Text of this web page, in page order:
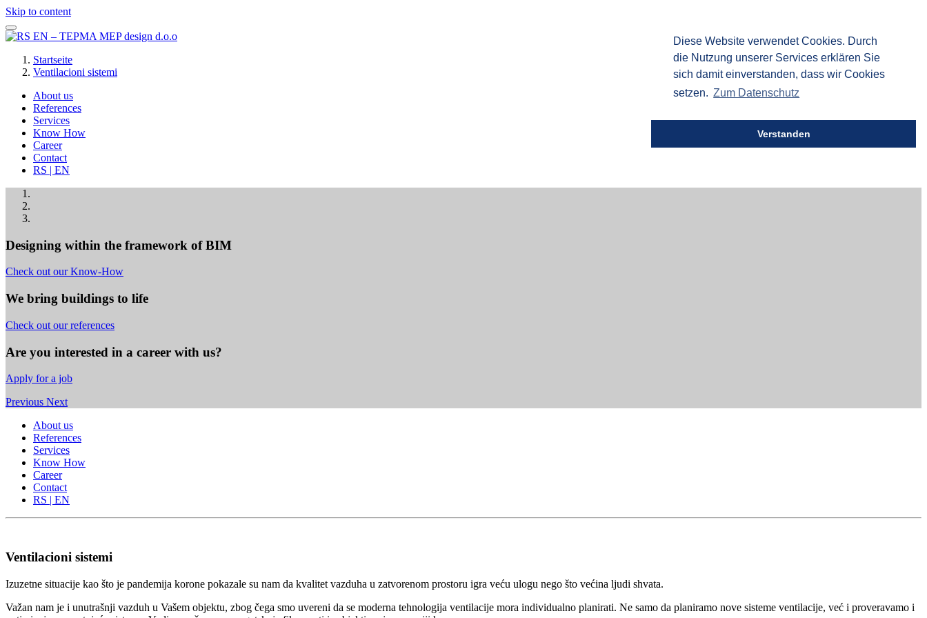
Diese Website verwendet Cookies. Durch
die Nutzung unserer Services erklären Sie
sich damit einverstanden, dass wir Cookies
setzen. Zum Datenschutz
Verstanden
Skip to content
Startseite
Ventilacioni sistemi
About us
References
Services
Know How
Career
Contact
RS | EN
Designing within the framework of BIM
Check out our Know-How
We bring buildings to life
Check out our references
Are you interested in a career with us?
Apply for a job
Previous Next
About us
References
Services
Know How
Career
Contact
RS | EN
Ventilacioni sistemi
Izuzetne situacije kao što je pandemija korone pokazale su nam da kvalitet vazduha u zatvorenom prostoru igra veću ulogu nego što većina ljudi shvata.
Važan nam je i unutrašnji vazduh u Vašem objektu, zbog čega smo uvereni da se moderna tehnologija ventilacije mora individualno planirati. Ne samo da planiramo nove sisteme ventilacije, već i proveravamo i